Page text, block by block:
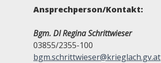
Ansprechperson/Kontakt:
Bgm. DI Regina Schrittwieser
03855/2355-100
bgm.schrittwieser@krieglach.gv.at